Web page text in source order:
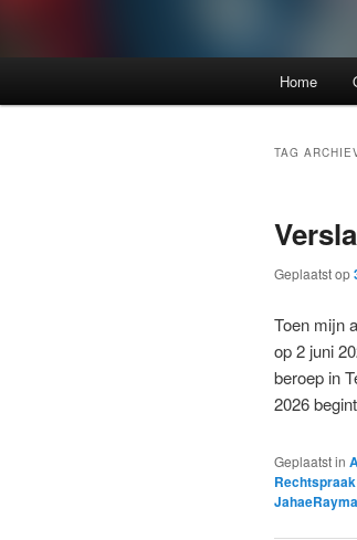
Home
TAG
Geplaatst op
Toen mijn
op 2 juni
beroep in
2026
Geplaatst in
Rechtspraak